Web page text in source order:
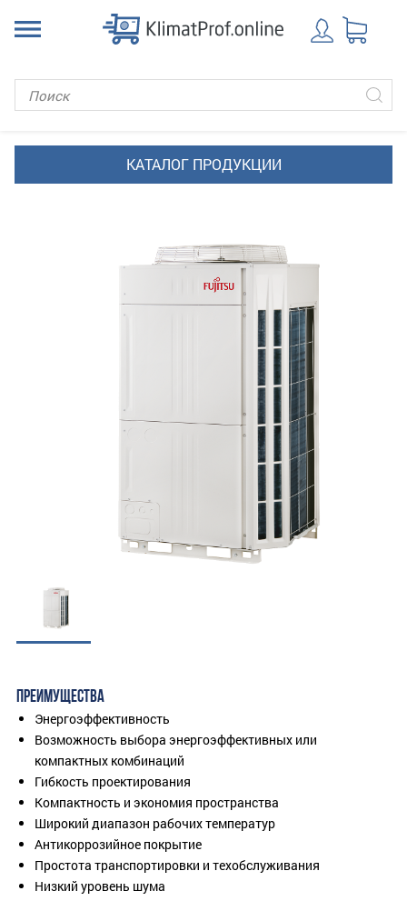
ПРЕИМУЩЕСТВА
Энергоэффективность
Возможность выбора энергоэффективных или
компактных комбинаций
Гибкость проектирования
Компактность и экономия пространства
Широкий диапазон рабочих температур
Антикоррозийное покрытие
Простота транспортировки и техобслуживания
Низкий уровень шума